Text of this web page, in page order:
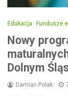
Edukacja Fundusze
Nowy
Dolnym
Damian Polak